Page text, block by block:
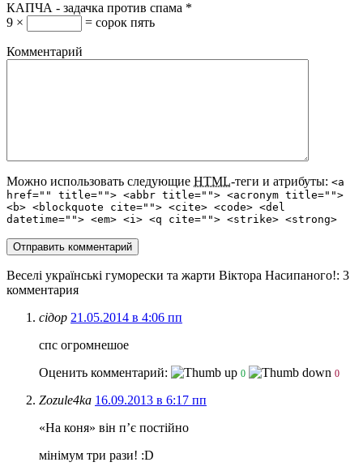
КАПЧА - задачка против спама *
9 ×
= сорок пять
Комментарий
Можно использовать следующие HTML-теги и атрибуты: <a
href="" title=""> <abbr title=""> <acronym title="">
<b> <blockquote cite=""> <cite> <code> <del
datetime=""> <em> <i> <q cite=""> <strike> <strong>
Веселі українські гуморески та жарти Віктора Насипаного!: 3
комментария
сідор 21.05.2014 в 4:06 пп
спс огромнешое
Оценить комментарий:
0 0
Zozule4ka 16.09.2013 в 6:17 пп
«На коня» він п’є постійно
мінімум три рази! :D